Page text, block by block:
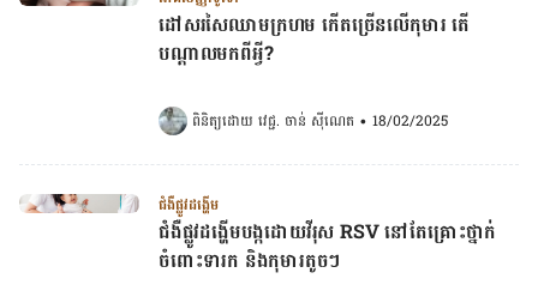
ដៅសរសៃឈាមក្រហម កើតច្រើនលើកុមារ តើ
បណ្តាលមកពីអ្វី?
ពិនិត្យដោយ វេជ្ជ. ចាន់ ស៊ីណេត • 18/02/2025
ជំងឺផ្លូវដង្ហើម
ជំងឺផ្លូវដង្ហើមបង្កដោយវីរុស RSV នៅតែគ្រោះថ្នាក់
ចំពោះទារក និងកុមារតូចៗ